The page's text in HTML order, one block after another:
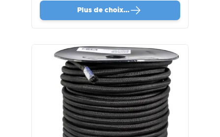
Plus de choix…